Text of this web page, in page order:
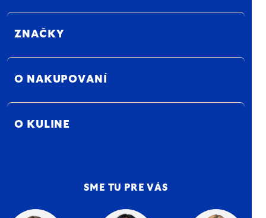
ZNAČKY
O NAKUPOVANÍ
O KULINE
SME TU PRE VÁS